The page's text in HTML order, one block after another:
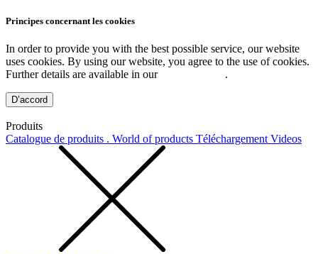
Principes concernant les cookies
In order to provide you with the best possible service, our website
uses cookies. By using our website, you agree to the use of cookies.
Further details are available in our
.
D’accord
Produits
Catalogue de produits . World of products Téléchargement Videos